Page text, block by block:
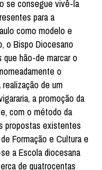
se consegue vivê-la
para a
como modelo e
o Bispo Diocesano
hão-de marcar o
o
de um
a promoção da
com o método da
propostas existentes
Formação e Cultura e
a Escola diocesana
de quatrocentas